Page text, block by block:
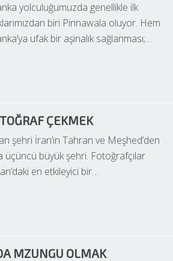
yolculuğumuzda genellikle ilk
biri Pinnawala oluyor. Hem
ufak bir aşinalık sağlanması;…
ÇEKMEK
şehri İran’ın Tahran ve Meşhed’den
üçüncü büyük şehri. Fotoğrafçılar
en etkileyici bir…
MZUNGU OLMAK